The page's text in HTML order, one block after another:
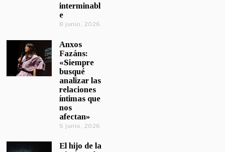
interminabl
e
8 junio, 2026
Anxos
Fazáns:
«Siempre
busqué
analizar las
relaciones
íntimas que
nos
afectan»
5 junio, 2026
El hijo de la